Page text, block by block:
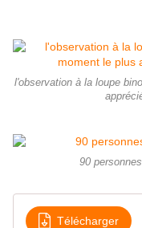
l'observation à la loupe
90
Télécharger